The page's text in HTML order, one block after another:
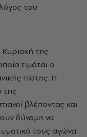
του
Κυριακή της
τιμάται ο
πίστης. Η
της
βλέποντας και
δύναμη να
τους αγώνα.